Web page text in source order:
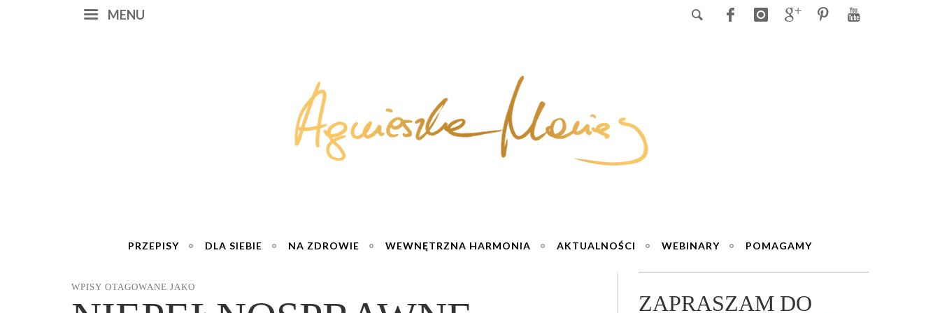
MENU
PRZEPISY DLA SIEBIE NA ZDROWIE WEWNĘTRZNA HARMONIA AKTUALNOŚCI WEBINARY POMAGAMY
WPISY OTAGOWANE JAKO
ZAPRASZAM DO